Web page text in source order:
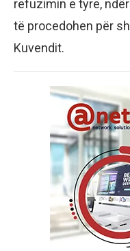
refuzimin e tyre,
të procedohen për
Kuvendit.